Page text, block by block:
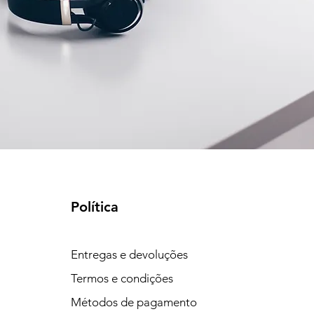
Política
Entregas e devoluções
Termos e condições
Métodos de pagamento